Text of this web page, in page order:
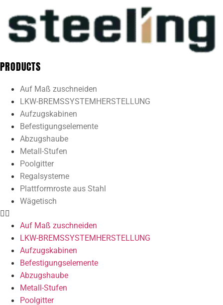
PRODUCTS
Auf Maß zuschneiden
LKW-BREMSSYSTEMHERSTELLUNG
Aufzugskabinen
Befestigungselemente
Abzugshaube
Metall-Stufen
Poolgitter
Regalsysteme
Plattformroste aus Stahl
Wägetisch
Auf Maß zuschneiden
LKW-BREMSSYSTEMHERSTELLUNG
Aufzugskabinen
Befestigungselemente
Abzugshaube
Metall-Stufen
Poolgitter